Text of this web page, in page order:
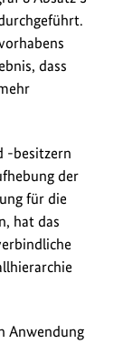
dass
-besitzern
der
für die
hat das
Anwendung